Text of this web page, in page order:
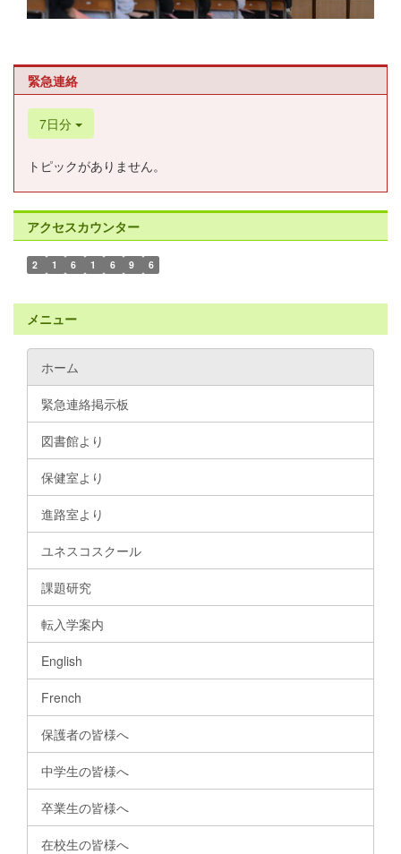
緊急連絡
7日分
トピックがありません。
アクセスカウンター
2 1 6 1 6 9 6
メニュー
ホーム
緊急連絡掲示板
図書館より
保健室より
進路室より
ユネスコスクール
課題研究
転入学案内
English
French
保護者の皆様へ
中学生の皆様へ
卒業生の皆様へ
在校生の皆様へ